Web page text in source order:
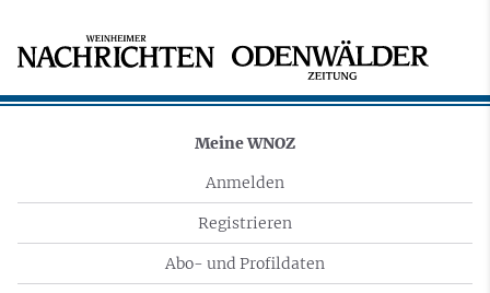
Meine WNOZ
Anmelden
Registrieren
Abo- und Profildaten